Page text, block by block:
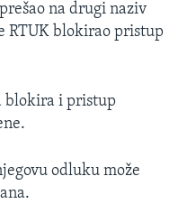
na drugi naziv
RTUK blokirao pristup
blokira i pristup
odluku može